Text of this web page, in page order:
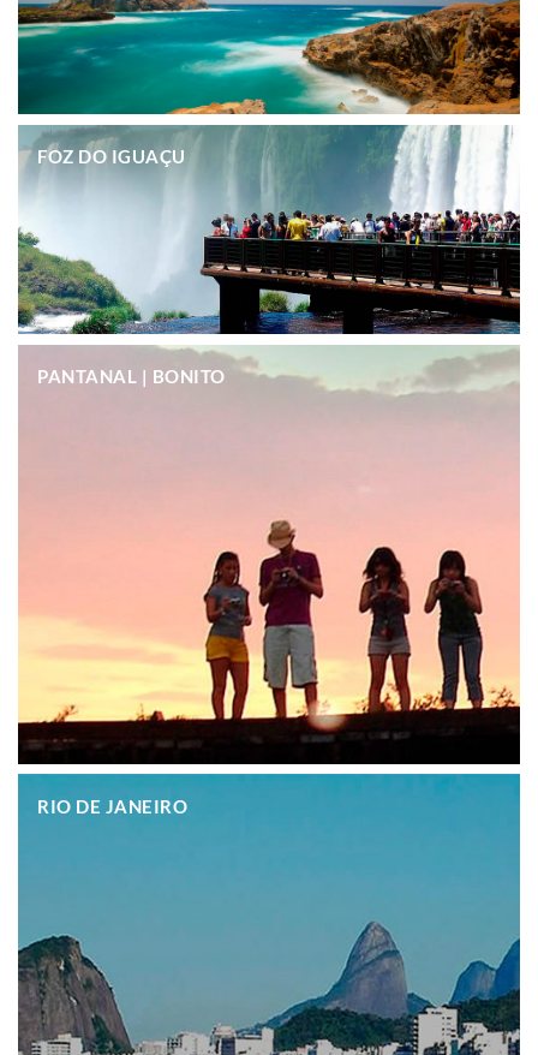
FOZ DO IGUAÇU
PANTANAL | BONITO
RIO DE JANEIRO